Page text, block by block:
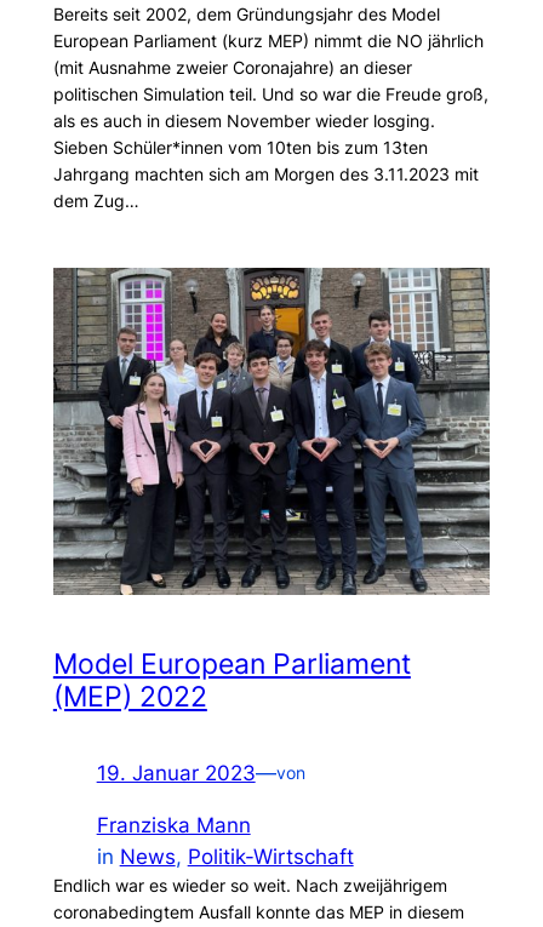
Bereits seit 2002, dem Gründungsjahr des Model
European Parliament (kurz MEP) nimmt die NO jährlich
(mit Ausnahme zweier Coronajahre) an dieser
politischen Simulation teil. Und so war die Freude groß,
als es auch in diesem November wieder losging.
Sieben Schüler*innen vom 10ten bis zum 13ten
Jahrgang machten sich am Morgen des 3.11.2023 mit
dem Zug…
Model European Parliament
(MEP) 2022
19. Januar 2023—von
Franziska Mann
in News, Politik-Wirtschaft
Endlich war es wieder so weit. Nach zweijährigem
coronabedingtem Ausfall konnte das MEP in diesem